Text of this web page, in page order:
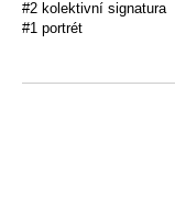
#2 kolektivní signatura
#1 portrét